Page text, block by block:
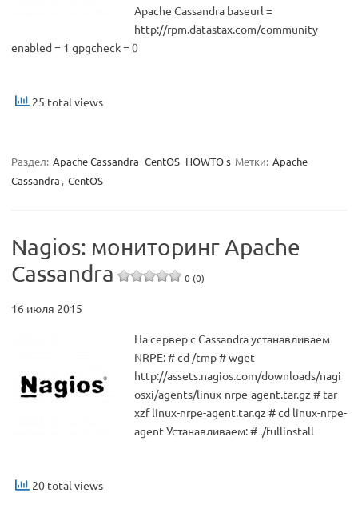
Apache Cassandra baseurl =
http://rpm.datastax.com/community
enabled = 1 gpgcheck = 0
25 total views
Раздел: Apache Cassandra CentOS HOWTO's Метки: Apache
Cassandra , CentOS
Nagios: мониторинг Apache
Cassandra
0 (0)
16 июля 2015
На сервер с Cassandra устанавливаем
NRPE: # cd /tmp # wget
http://assets.nagios.com/downloads/nagi
osxi/agents/linux-nrpe-agent.tar.gz # tar
xzf linux-nrpe-agent.tar.gz # cd linux-nrpe-
agent Устанавливаем: # ./fullinstall
20 total views